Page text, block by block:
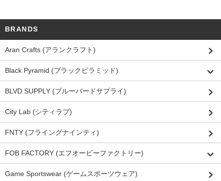
BRANDS
Aran Crafts (アランクラフト)
Black Pyramid (ブラックピラミッド)
BLVD SUPPLY (ブルーバードサプライ)
City Lab (シティラブ)
FNTY (フライングナインティ)
FOB FACTORY (エフオービーファクトリー)
Game Sportswear (ゲームスポーツウェア)